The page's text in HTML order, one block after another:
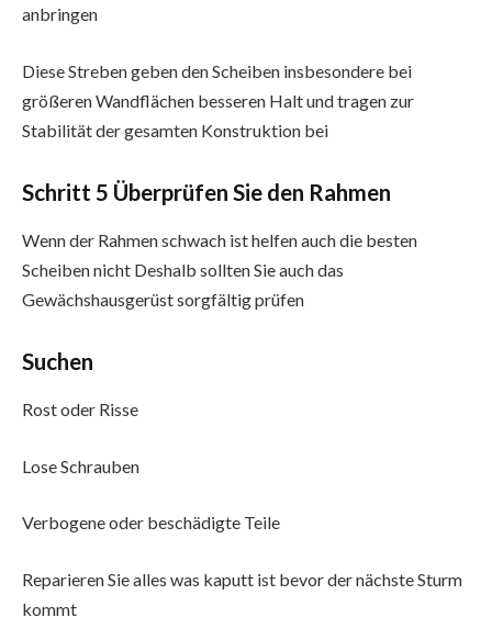
anbringen
Diese Streben geben den Scheiben insbesondere bei
größeren Wandflächen besseren Halt und tragen zur
Stabilität der gesamten Konstruktion bei
Schritt 5 Überprüfen Sie den Rahmen
Wenn der Rahmen schwach ist helfen auch die besten
Scheiben nicht Deshalb sollten Sie auch das
Gewächshausgerüst sorgfältig prüfen
Suchen
Rost oder Risse
Lose Schrauben
Verbogene oder beschädigte Teile
Reparieren Sie alles was kaputt ist bevor der nächste Sturm
kommt